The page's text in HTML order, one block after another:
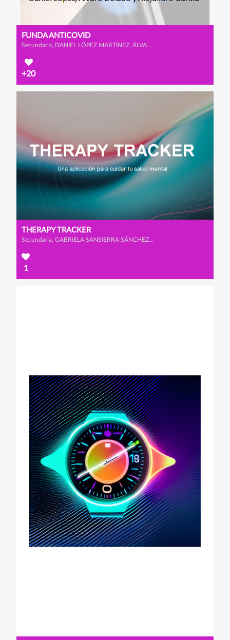
FUNDA ANTICOVID
Secundaria, DANIEL LÓPEZ MARTÍNEZ, ÁLVARO DOLADO MONTERO y ALEJANDRO GARCÍA CALAMARDO
+20
THERAPY TRACKER
Secundaria, GABRIELA SANSIERRA SÁNCHEZ-GÓMEZ y LUCÍA CARAMES FAWCUS
1